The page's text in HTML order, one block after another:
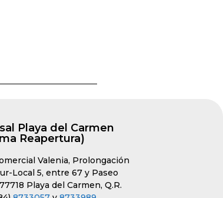
Playa del Carmen
Reapertura)
Valenia, Prolongación
Local 5, entre 67 y Paseo
Playa del Carmen, Q.R.